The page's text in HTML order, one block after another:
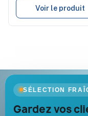
Voir le produit
SÉLECTION
Gardez vos
Goodies Pub
Objets publicitaires · par